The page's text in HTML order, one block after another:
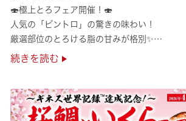
🍣極上とろフェア開催！🍣
人気の「ビントロ」の驚きの味わい！
厳選部位のとろける脂の甘みが格別✨
極上の味覚を是非くら寿司でご堪能ください♪
続きを読む